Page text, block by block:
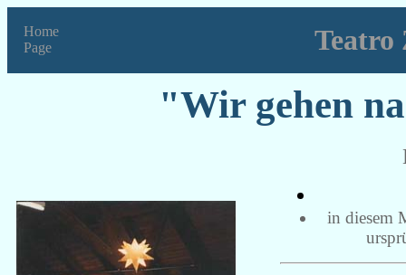
Home
Page
Teatro
"Wir gehen
in diesem